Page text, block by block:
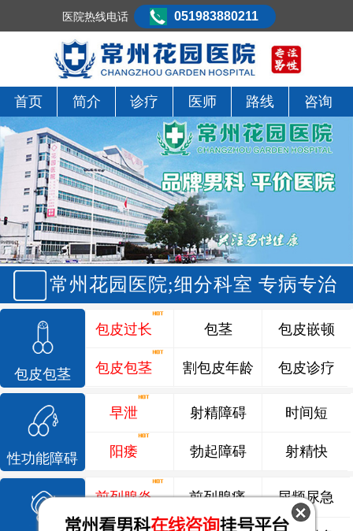
首页 简介 诊疗 医师 路线 咨询
常州花园医院;细分科室 专病专治
包皮包茎
包皮过长
包皮包茎
包茎
割包皮年龄
包皮嵌顿
包皮诊疗
性功能障碍
早泄
阳痿
射精障碍
勃起障碍
时间短
射精快
前列腺炎 前列腺痛 尿频尿急
医院热线电话 051983880211